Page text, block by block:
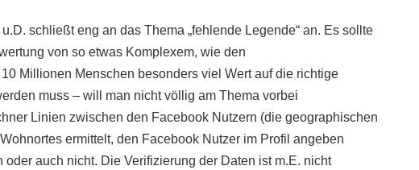
u.D. schließt eng an das Thema „fehlende Legende“ an. Es sollte
von so etwas Komplexem, wie den
Millionen Menschen besonders viel Wert auf die richtige
muss – will man nicht völlig am Thema vorbei
Linien zwischen den Facebook Nutzern (die geographischen
ermittelt, den Facebook Nutzer im Profil angeben
auch nicht. Die Verifizierung der Daten ist m.E. nicht